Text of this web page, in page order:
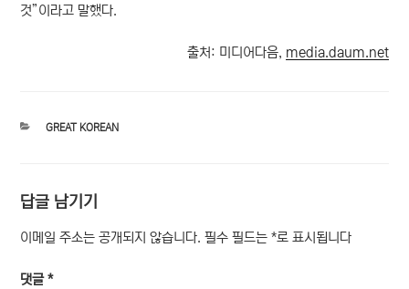
것”이라고 말했다.
출처: 미디어다음, media.daum.net
카
GREAT KOREAN
답글 남기기
이메일 주소는 공개되지 않습니다. 필수 필드는*로 표시됩니다
댓글*